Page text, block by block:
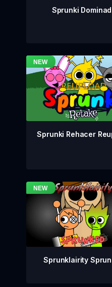
Sprunki
Sprunki Rehacer
Sprunklairity